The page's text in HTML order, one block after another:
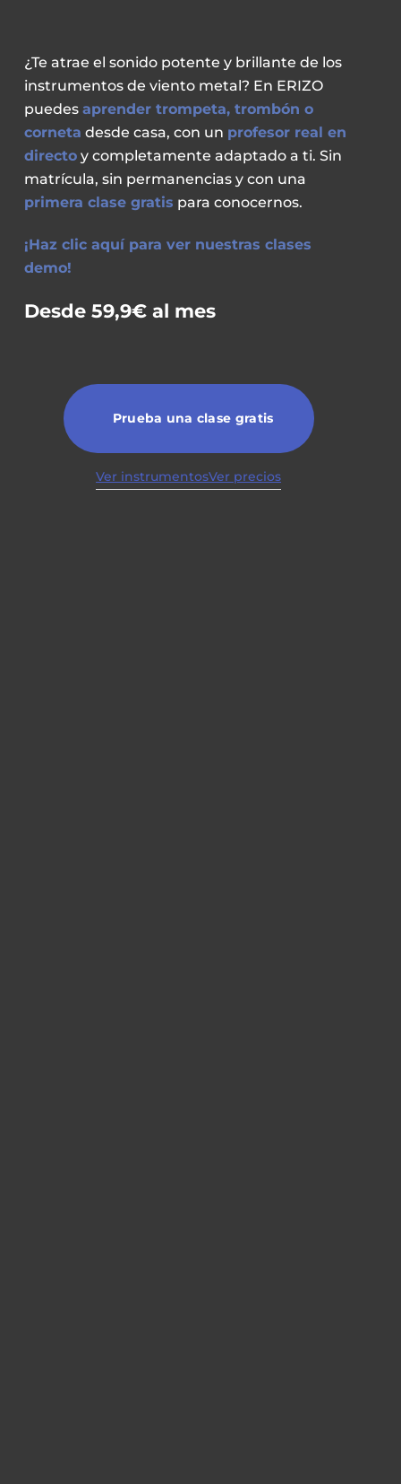
¿Te atrae el sonido potente y brillante de los
instrumentos de viento metal? En ERIZO
puedes aprender trompeta, trombón o
corneta desde casa, con un profesor real en
directoy completamente adaptado a ti. Sin
matrícula, sin permanencias y con una
primera clase gratis para conocernos.
¡Haz clic aquí para ver nuestras clases
demo!
Desde 59,9€ al mes
Prueba una clase gratis
Ver instrumentosVer precios